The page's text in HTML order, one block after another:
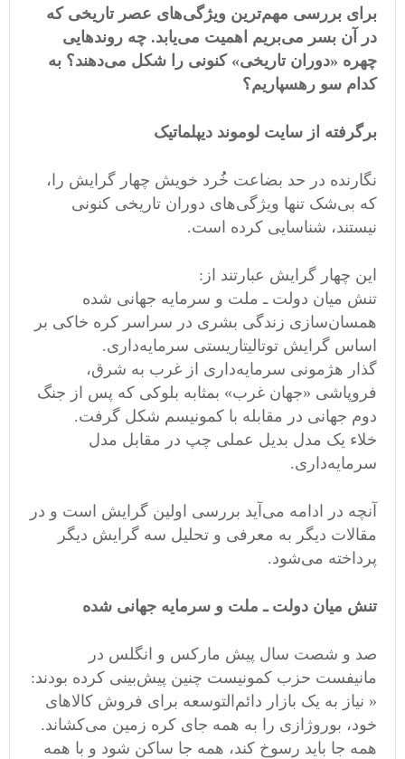
برای بررسی مهم‌ترین ویژگی‌های عصر تاریخی که
در آن بسر می‌بریم اهمیت می‌یابد. چه روندهایی
چهره «دوران تاریخی» کنونی را شکل می‌دهند؟ به
کدام سو رهسپاریم؟
برگرفته از سایت لوموند دیپلماتیک
نگارنده در حد بضاعت خُُرد خویش چهار گرایش را،
که بی‌شک تنها ویژگی‌های دوران تاریخی کنونی
نیستند، شناسایی کرده است.
این چهار گرایش عبارتند از:
تنش میان دولت ـ ملت و سرمایه جهانی شده
همسان‌سازی زندگی بشری در سراسر کره خاکی بر
اساس گرایش توتالیتاریستی سرمایه‌داری.
گذار هژمونی سرمایه‌داری از غرب به شرق،
فروپاشی «جهان غرب» بمثابه بلوکی که پس از جنگ
دوم جهانی در مقابله با کمونیسم شکل گرفت.
خلاء یک مدل بدیل عملی چپ در مقابل مدل
سرمایه‌داری.
آنچه در ادامه می‌آید بررسی اولین گرایش است و در
مقالات دیگر به معرفی و تحلیل سه گرایش دیگر
پرداخته می‌شود.
تنش میان دولت ـ ملت و سرمایه جهانی شده
صد و شصت سال پیش مارکس و انگلس در
مانیفست حزب کمونیست چنین پیش‌بینی کرده بودند:
« نیاز به یک بازار دائم‌التوسعه براى فروش کالاهاى
خود، بوروژازى را به همه جاى کره زمین می‌کشاند.
همه جا باید رسوخ کند، همه جا ساکن شود و با همه